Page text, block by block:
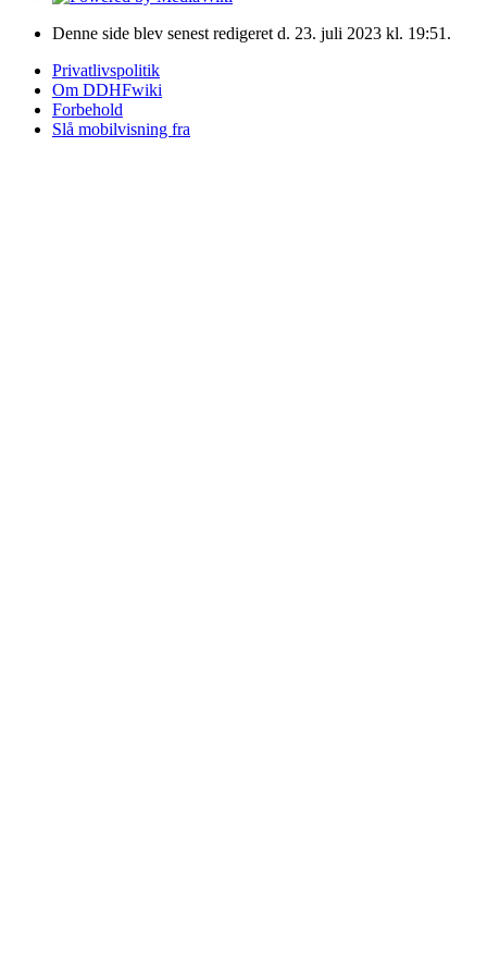
Denne side blev senest redigeret d. 23. juli 2023 kl. 19:51.
Privatlivspolitik
Om DDHFwiki
Forbehold
Slå mobilvisning fra